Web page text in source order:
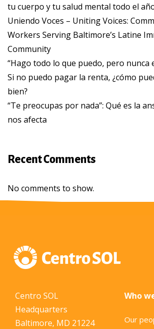
tu cuerpo y tu salud mental todo el
Uniendo Voces – Uniting Voices:
Workers Serving Baltimore’s Latine
Community
“Hago todo lo que puedo, pero nunca
Si no puedo pagar la renta, ¿cómo
bien?
“Te preocupas por nada”: Qué es la
nos afecta
Recent Comments
No comments to show.
Centro SOL
Headquarters
Baltimore, MD 21224
Who
Our